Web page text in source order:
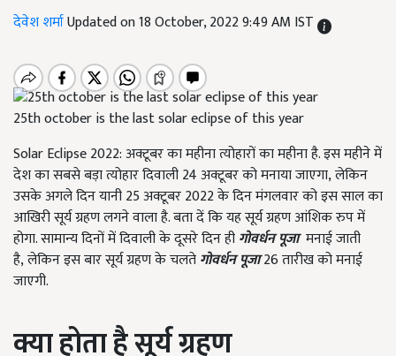
देवेश शर्माUpdated on 18 October, 2022 9:49 AM IST
25th october is the last solar eclipse of this year
Solar Eclipse2022: अक्टूबर का महीना त्योहारों का महीना है. इस महीने में
देश का सबसे बड़ा त्योहार दिवाली 24 अक्टूबर को मनाया जाएगा,लेकिन
उसके अगले दिन यानी 25 अक्टूबर 2022 के दिन मंगलवार को इस साल का
आखिरी सूर्य ग्रहण लगने वाला है. बता दें कि यह सूर्य ग्रहण आंशिक रुप में
होगा. सामान्य दिनों में दिवाली के दूसरे दिन हीगोवर्धन पूजामनाई जाती
है,लेकिन इस बार सूर्य ग्रहण के चलतेगोवर्धन पूजा26 तारीख को मनाई
जाएगी.
क्या होता है सूर्य ग्रहण